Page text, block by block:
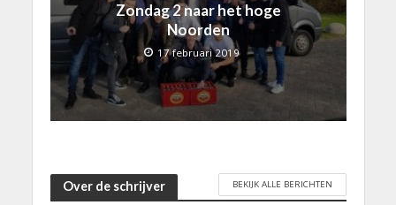
Zondag 2 naar het hoge
Noorden
17 februari 2019
Over de schrijver BEKIJK ALLE BERICHTEN